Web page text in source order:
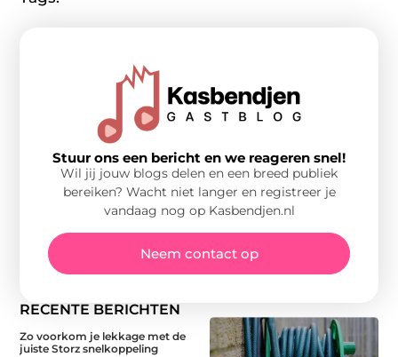
RECENTE BERICHTEN
Zo voorkom je lekkage met de
juiste Storz snelkoppeling
Stuur ons een bericht en we reageren snel!
Wil jij jouw blogs delen en een breed publiek
bereiken? Wacht niet langer en registreer je
vandaag nog op Kasbendjen.nl
Neem contact op